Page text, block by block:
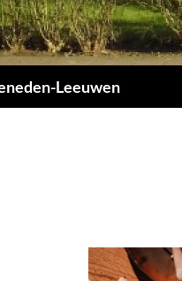
Leeuwen